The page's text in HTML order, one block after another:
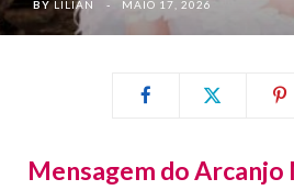
BY LILIAN MAIO 17, 2026
Mensagem do Arcanjo